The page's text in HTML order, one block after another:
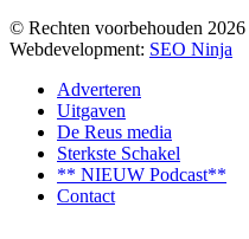
© Rechten voorbehouden 2026
Webdevelopment: SEO Ninja
Adverteren
Uitgaven
De Reus media
Sterkste Schakel
** NIEUW Podcast**
Contact